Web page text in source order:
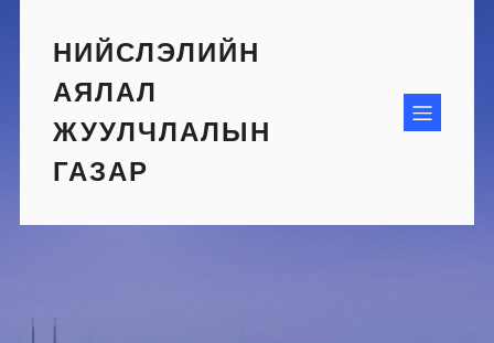
contentНИЙСЛЭЛИЙН
АЯЛАЛ
ЖУУЛЧЛАЛЫН
ГАЗАР